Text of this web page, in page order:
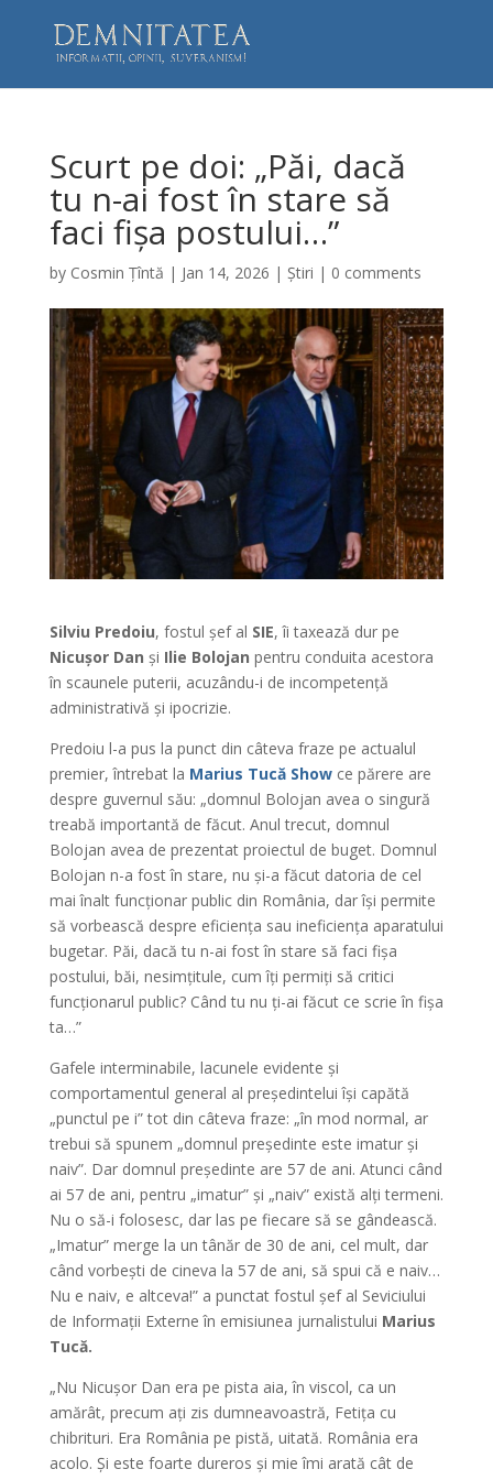
Scurt pe doi: „Păi, dacă
tu n-ai fost în stare să
faci fișa postului…”
by Cosmin Țîntă | Jan 14, 2026 | Știri | 0 comments
Silviu Predoiu, fostul șef al SIE, îi taxează dur pe
Nicușor Dan și Ilie Bolojan pentru conduita acestora
în scaunele puterii, acuzându-i de incompetență
administrativă și ipocrizie.
Predoiu l-a pus la punct din câteva fraze pe actualul
premier, întrebat la Marius Tucă Showce părere are
despre guvernul său: „domnul Bolojan avea o singură
treabă importantă de făcut. Anul trecut, domnul
Bolojan avea de prezentat proiectul de buget. Domnul
Bolojan n-a fost în stare, nu și-a făcut datoria de cel
mai înalt funcționar public din România, dar își permite
să vorbească despre eficiența sau ineficiența aparatului
bugetar. Păi, dacă tu n-ai fost în stare să faci fișa
postului, băi, nesimțitule, cum îți permiți să critici
funcționarul public? Când tu nu ți-ai făcut ce scrie în fișa
ta…”
Gafele interminabile, lacunele evidente și
comportamentul general al președintelui își capătă
„punctul pe i” tot din câteva fraze: „în mod normal, ar
trebui să spunem „domnul președinte este imatur și
naiv”. Dar domnul președinte are 57 de ani. Atunci când
ai 57 de ani, pentru „imatur” și „naiv” există alți termeni.
Nu o să-i folosesc, dar las pe fiecare să se gândească.
„Imatur” merge la un tânăr de 30 de ani, cel mult, dar
când vorbești de cineva la 57 de ani, să spui că e naiv…
Nu e naiv, e altceva!” a punctat fostul șef al Seviciului
de Informații Externe în emisiunea jurnalistului Marius
Tucă.
„Nu Nicușor Dan era pe pista aia, în viscol, ca un
amărât, precum ați zis dumneavoastră, Fetița cu
chibrituri. Era România pe pistă, uitată. România era
acolo. Și este foarte dureros și mie îmi arată cât de